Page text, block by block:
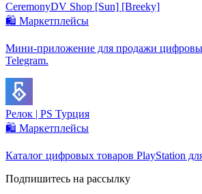
CeremonyDV Shop [Sun] [Breeky]
🛍️ Маркетплейсы
Мини-приложение для продажи
Telegram.
Релок | PS Турция
🛍️ Маркетплейсы
Каталог цифровых товаров PlayStation
Подпишитесь на рассылку